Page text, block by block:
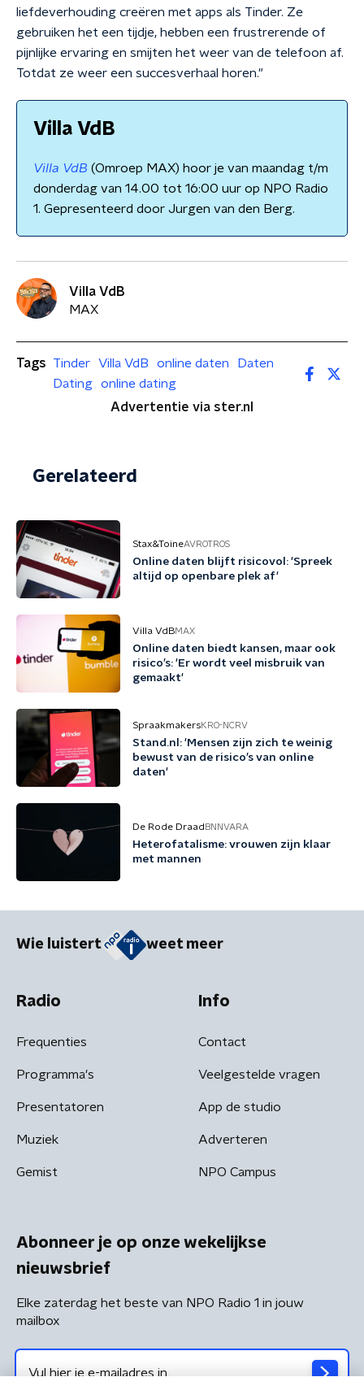
liefdeverhouding creëren met apps als Tinder. Ze
gebruiken het een tijdje, hebben een frustrerende of
pijnlijke ervaring en smijten het weer van de telefoon af.
Totdat ze weer een succesverhaal horen."
Villa VdB
Villa VdB (Omroep MAX) hoor je van maandag t/m
donderdag van 14.00 tot 16:00 uur op NPO Radio
1. Gepresenteerd door Jurgen van den Berg.
Villa VdB
MAX
Tags Tinder Villa VdB online daten
Daten
Dating
online dating
Advertentie via ster.nl
Gerelateerd
Stax&ToineAVROTROS
Online daten blijft risicovol: 'Spreek
altijd op openbare plek af'
Villa VdBMAX
Online daten biedt kansen, maar ook
risico’s: 'Er wordt veel misbruik van
gemaakt'
SpraakmakersKRO-NCRV
Stand.nl: 'Mensen zijn zich te weinig
bewust van de risico’s van online
daten'
De Rode Draad BNNVARA
Heterofatalisme: vrouwen zijn klaar
met mannen
Wie luistert weet meer
Radio
Frequenties
Programma's
Presentatoren
Muziek
Gemist
Info
Contact
Veelgestelde vragen
App de studio
Adverteren
NPO Campus
Abonneer je op onze wekelijkse
nieuwsbrief
Elke zaterdag het beste van NPO Radio 1 in jouw
mailbox